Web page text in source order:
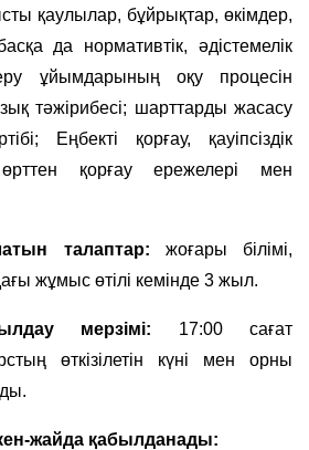
қаулылар, бұйрықтар, өкімдер,
да нормативтік, әдістемелік
ұйымдарының оқу процесін
тәжірибесі; шарттарды жасасу
Еңбекті қорғау, қауіпсіздік
қорғау ережелері мен
талаптар:
жоғары білімі,
жұмыс өтілі кемінде 3 жыл.
мерзімі: 17:00 сағат
өткізілетін күні мен орны
жайда қабылданады: